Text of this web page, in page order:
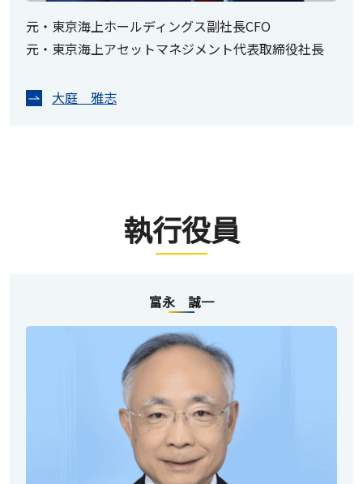
元・東京海上ホールディングス副社長CFO
元・東京海上アセットマネジメント代表取締役社長
大庭 雅志
執行役員
富永 誠一